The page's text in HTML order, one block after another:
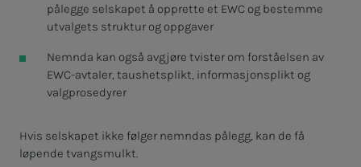
pålegge selskapet å opprette et EWC og bestemme
utvalgets struktur og oppgaver
Nemnda kan også avgjøre tvister om forståelsen av
EWC-avtaler, taushetsplikt, informasjonsplikt og
valgprosedyrer
Hvis selskapet ikke følger nemndas pålegg, kan de få
løpende tvangsmulkt.